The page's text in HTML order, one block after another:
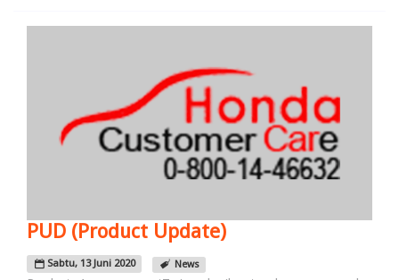
PUD (Product Update)
Sabtu, 13 Juni 2020 News